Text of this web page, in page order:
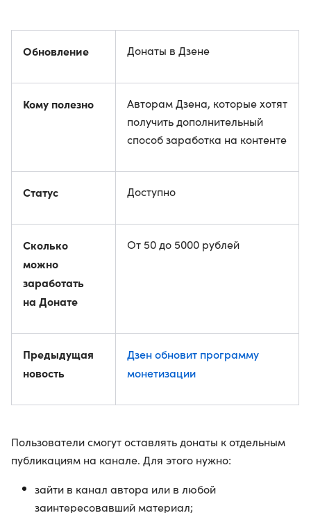
Обновление Донаты в Дзене
Кому полезно
Авторам Дзена, которые хотят
получить дополнительный
способ заработка на контенте
Статус Доступно
Сколько
можно
заработать
на Донате
От 50 до 5000 рублей
Предыдущая
новость
Дзен обновит программу
монетизации
Пользователи смогут оставлять донаты к отдельным
публикациям на канале. Для этого нужно:
зайти в канал автора или в любой
заинтересовавший материал;